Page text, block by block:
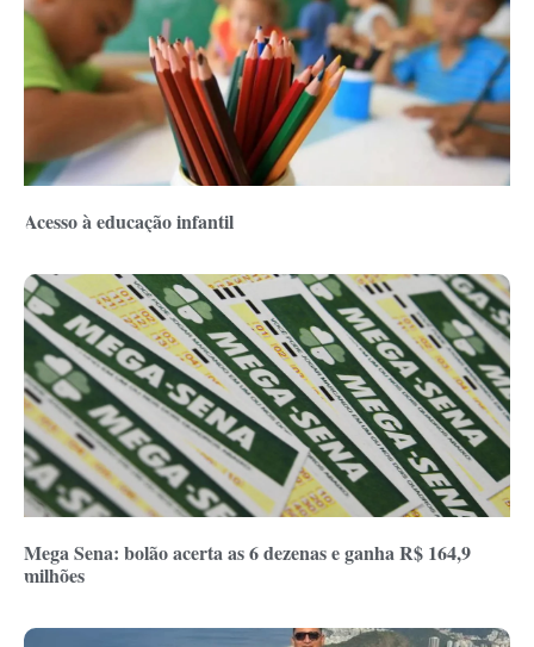
Acesso à educação infantil
Mega Sena: bolão acerta as 6 dezenas e ganha R$ 164,9
milhões